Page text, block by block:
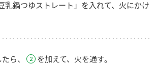
乳鍋つゆストレート」を入れて、火にかけ
ら、 を加えて、火を通す。